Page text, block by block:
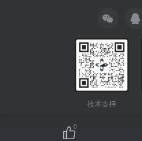
技术支持
0